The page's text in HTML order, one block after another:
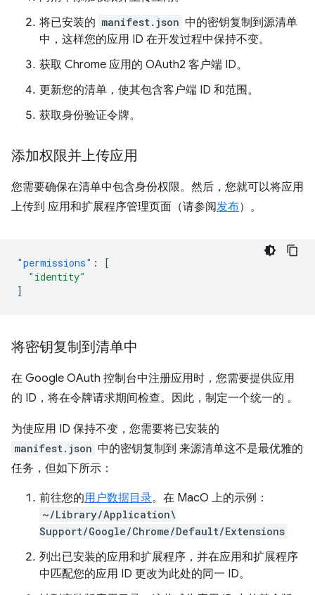
将已安装的 manifest.json 中的密钥复制到源清单
中，这样您的应用 ID 在开发过程中保持不变。
获取 Chrome 应用的 OAuth2 客户端 ID。
更新您的清单，使其包含客户端 ID 和范围。
获取身份验证令牌。
添加权限并上传应用
您需要确保在清单中包含身份权限。然后，您就可以将应用
上传到 应用和扩展程序管理页面（请参阅发布）。
"permissions" :
[
"identity"
]
将密钥复制到清单中
在 Google OAuth 控制台中注册应用时，您需要提供应用
的 ID，将在令牌请求期间检查。因此，制定一个统一的 。
为使应用 ID 保持不变，您需要将已安装的
manifest.json 中的密钥复制到 来源清单这不是最优雅的
任务，但如下所示：
前往您的用户数据目录。在 MacO 上的示例：
~/Library/Application\
Support/Google/Chrome/Default/Extensions
列出已安装的应用和扩展程序，并在应用和扩展程序
中匹配您的应用 ID 更改为此处的同一 ID。